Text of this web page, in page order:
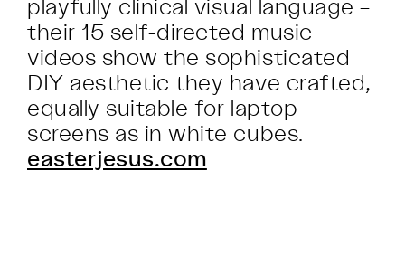
playfully clinical visual language –
their 15 self-directed music
videos show the sophisticated
DIY aesthetic they have crafted,
equally suitable for laptop
screens as in white cubes.
easterjesus.com